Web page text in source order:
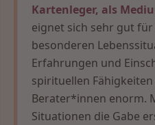
Kartenleger, als
eignet sich sehr gut
besonderen
Erfahrungen und
spirituellen
Berater*innen enorm.
Situationen die Gabe